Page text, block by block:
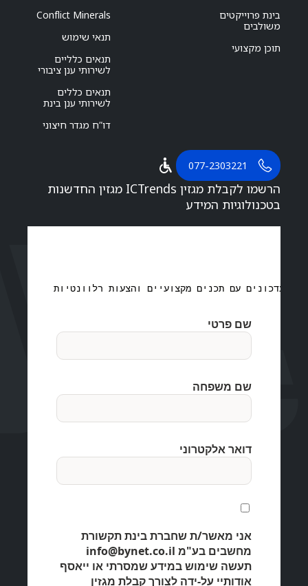
בינת פרוייקטים
משולבים
תוכן מקצועי
Conflict Minerals
תנאי שימוש
תנאים כלליים
לשירותי ענן ציבורי
תנאים כללים
לשירותי ענן בינת
דו”ח מגדר חיצוני
077-2303221
הרשמו לקבלת מגזין ICTrends מגזין החדשנות
בטכנולוגיות המידע